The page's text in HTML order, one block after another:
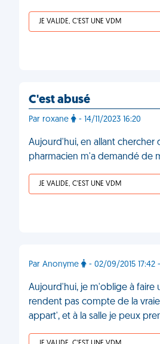
JE VALIDE, C'EST UNE VDM
C'est abusé
Par roxane - 14/11/2023 16:20
Aujourd'hui, en allant
pharmacien m'a demandé de
JE VALIDE, C'EST UNE VDM
Par Anonyme - 02/09/2015 17:42
Aujourd'hui, je m'oblige à faire
rendent pas compte de la
appart', et à la salle je peux